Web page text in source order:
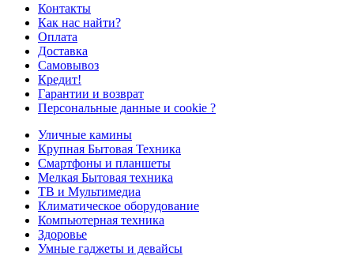
Контакты
Как нас найти?
Оплата
Доставка
Самовывоз
Кредит!
Гарантии и возврат
Персональные данные и cookie ?
Уличные камины
Крупная Бытовая Техника
Смартфоны и планшеты
Мелкая Бытовая техника
ТВ и Мультимедиа
Климатическое оборудование
Компьютерная техника
Здоровье
Умные гаджеты и девайсы